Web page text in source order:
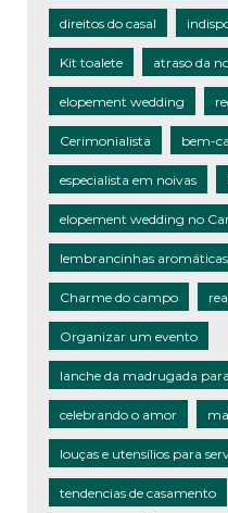
direitos do casal
Kit toalete atraso da
elopement wedding
Cerimonialista bem-
especialista em noivas
elopement wedding no
lembrancinhas aromáticas
Charme do campo
Organizar um evento
lanche da madrugada
celebrando o amor
louças e utensílios para
tendencias de casamento